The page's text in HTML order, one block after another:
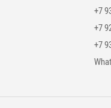
+7
+7
+7